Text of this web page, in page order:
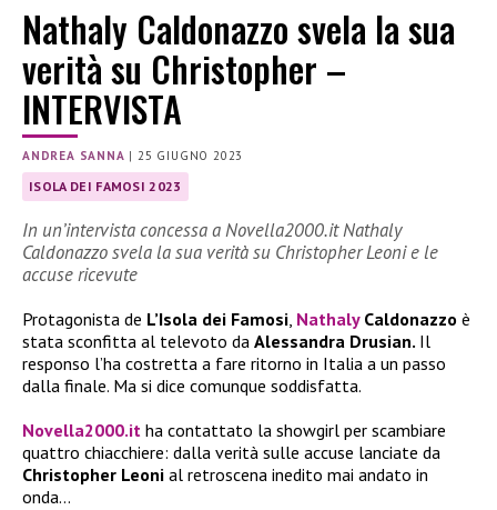
Nathaly Caldonazzo svela la sua
verità su Christopher –
INTERVISTA
ANDREA SANNA | 25 GIUGNO 2023
ISOLA DEI FAMOSI 2023
In un’intervista concessa a Novella2000.it Nathaly
Caldonazzo svela la sua verità su Christopher Leoni e le
accuse ricevute
Protagonista de L’Isola dei Famosi, Nathaly Caldonazzo è
stata sconfitta al televoto da Alessandra Drusian. Il
responso l’ha costretta a fare ritorno in Italia a un passo
dalla finale. Ma si dice comunque soddisfatta.
Novella2000.it ha contattato la showgirl per scambiare
quattro chiacchiere: dalla verità sulle accuse lanciate da
Christopher Leoni al retroscena inedito mai andato in
onda…